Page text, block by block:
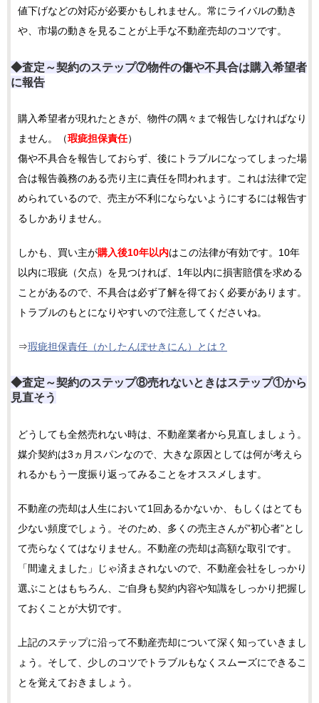
値下げなどの対応が必要かもしれません。常にライバルの動き
や、市場の動きを見ることが上手な不動産売却のコツです。
◆査定～契約のステップ⑦物件の傷や不具合は購入希望者
に報告
購入希望者が現れたときが、物件の隅々まで報告しなければなり
ません。（瑕疵担保責任）
傷や不具合を報告しておらず、後にトラブルになってしまった場
合は報告義務のある売り主に責任を問われます。これは法律で定
められているので、売主が不利にならないようにするには報告す
るしかありません。
しかも、買い主が購入後10年以内はこの法律が有効です。10年
以内に瑕疵（欠点）を見つければ、1年以内に損害賠償を求める
ことがあるので、不具合は必ず了解を得ておく必要があります。
トラブルのもとになりやすいので注意してくださいね。
⇒瑕疵担保責任（かしたんぽせきにん）とは？
◆査定～契約のステップ⑧売れないときはステップ①から
見直そう
どうしても全然売れない時は、不動産業者から見直しましょう。
媒介契約は3ヵ月スパンなので、大きな原因としては何が考えら
れるかもう一度振り返ってみることをオススメします。
不動産の売却は人生において1回あるかないか、もしくはとても
少ない頻度でしょう。そのため、多くの売主さんが”初心者”とし
て売らなくてはなりません。不動産の売却は高額な取引です。
「間違えました」じゃ済まされないので、不動産会社をしっかり
選ぶことはもちろん、ご自身も契約内容や知識をしっかり把握し
ておくことが大切です。
上記のステップに沿って不動産売却について深く知っていきまし
ょう。そして、少しのコツでトラブルもなくスムーズにできるこ
とを覚えておきましょう。